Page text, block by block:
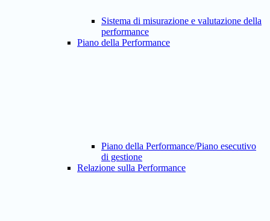
Sistema di misurazione e valutazione della
performance
Piano della Performance
Piano della Performance/Piano esecutivo
di gestione
Relazione sulla Performance